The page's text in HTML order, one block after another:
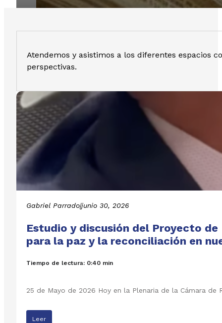
Atendemos y asistimos a los diferentes espacios
perspectivas.
Gabriel Parrado|junio 30, 2026
Estudio y discusión del Proyecto
para la paz y la reconciliación en
Tiempo de lectura: 0:40 min
25 de Mayo de 2026 Hoy en la Plenaria de la Cámara
Leer